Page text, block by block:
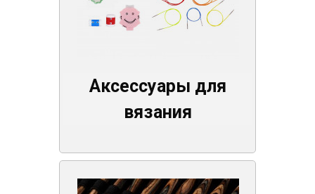
Аксессуары для
вязания